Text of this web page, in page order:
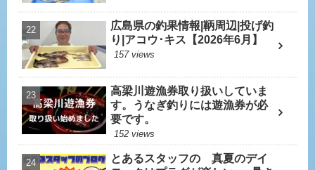
広島県の釣果情報|鞆周辺|投げ釣
り|アコウ･キス【2026年6月】
157 views
高梁川遊漁券取り扱いしていま
す。うなぎ釣りには遊漁券が必
要です。
152 views
とあるスタッフの 真夏のデイ